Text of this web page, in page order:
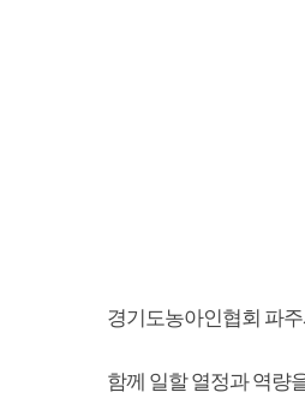
경기도농아인협회 파
함께 일할 열정과 역량